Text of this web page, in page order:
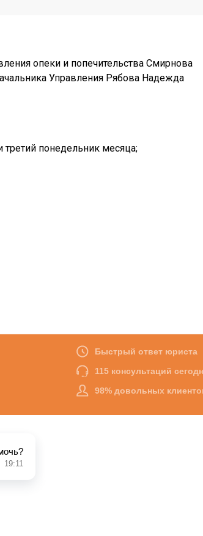
опеки и попечительства Смирнова
Управления Рябова Надежда
понедельник месяца;